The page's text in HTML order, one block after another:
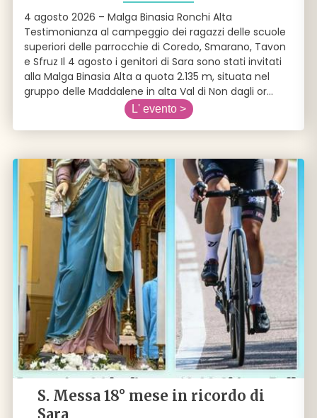
4 agosto 2026 – Malga Binasia Ronchi Alta
Testimonianza al campeggio dei ragazzi delle scuole
superiori delle parrocchie di Coredo, Smarano, Tavon
e Sfruz Il 4 agosto i genitori di Sara sono stati invitati
alla Malga Binasia Alta a quota 2.135 m, situata nel
gruppo delle Maddalene in alta Val di Non dagli or...
L' evento >
S. Messa 18° mese in ricordo di
Sara